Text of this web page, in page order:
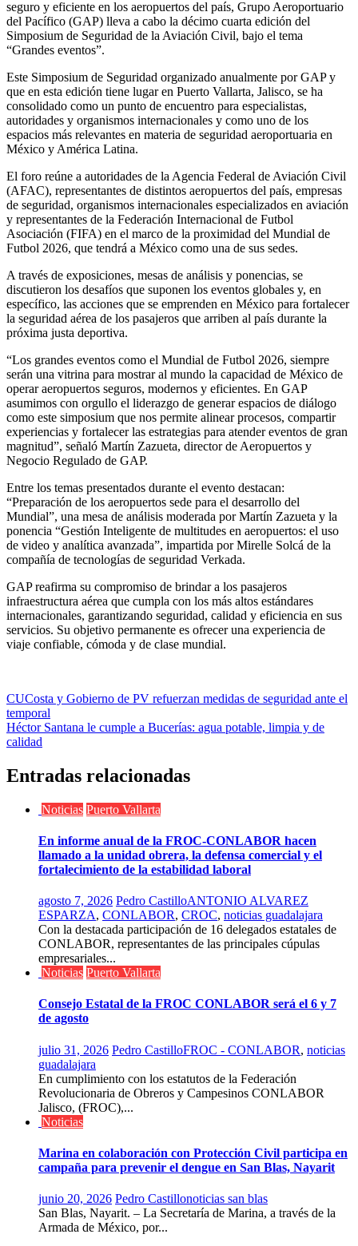
seguro y eficiente en los aeropuertos del país, Grupo Aeroportuario
del Pacífico (GAP) lleva a cabo la décimo cuarta edición del
Simposium de Seguridad de la Aviación Civil, bajo el tema
“Grandes eventos”.
Este Simposium de Seguridad organizado anualmente por GAP y
que en esta edición tiene lugar en Puerto Vallarta, Jalisco, se ha
consolidado como un punto de encuentro para especialistas,
autoridades y organismos internacionales y como uno de los
espacios más relevantes en materia de seguridad aeroportuaria en
México y América Latina.
El foro reúne a autoridades de la Agencia Federal de Aviación Civil
(AFAC), representantes de distintos aeropuertos del país, empresas
de seguridad, organismos internacionales especializados en aviación
y representantes de la Federación Internacional de Futbol
Asociación (FIFA) en el marco de la proximidad del Mundial de
Futbol 2026, que tendrá a México como una de sus sedes.
A través de exposiciones, mesas de análisis y ponencias, se
discutieron los desafíos que suponen los eventos globales y, en
específico, las acciones que se emprenden en México para fortalecer
la seguridad aérea de los pasajeros que arriben al país durante la
próxima justa deportiva.
“Los grandes eventos como el Mundial de Futbol 2026, siempre
serán una vitrina para mostrar al mundo la capacidad de México de
operar aeropuertos seguros, modernos y eficientes. En GAP
asumimos con orgullo el liderazgo de generar espacios de diálogo
como este simposium que nos permite alinear procesos, compartir
experiencias y fortalecer las estrategias para atender eventos de gran
magnitud”, señaló Martín Zazueta, director de Aeropuertos y
Negocio Regulado de GAP.
Entre los temas presentados durante el evento destacan:
“Preparación de los aeropuertos sede para el desarrollo del
Mundial”, una mesa de análisis moderada por Martín Zazueta y la
ponencia “Gestión Inteligente de multitudes en aeropuertos: el uso
de video y analítica avanzada”, impartida por Mirelle Solcá de la
compañía de tecnologías de seguridad Verkada.
GAP reafirma su compromiso de brindar a los pasajeros
infraestructura aérea que cumpla con los más altos estándares
internacionales, garantizando seguridad, calidad y eficiencia en sus
servicios. Su objetivo permanente es ofrecer una experiencia de
viaje confiable, cómoda y de clase mundial.
Navegación
de
entradas
CUCosta y Gobierno de PV refuerzan medidas de seguridad ante el
temporal
Héctor Santana le cumple a Bucerías: agua potable, limpia y de
calidad
Entradas relacionadas
Noticias Puerto Vallarta
En informe anual de la FROC-CONLABOR hacen
llamado a la unidad obrera, la defensa comercial y el
fortalecimiento de la estabilidad laboral
agosto 7, 2026 Pedro CastilloANTONIO ALVAREZ
ESPARZA, CONLABOR, CROC, noticias guadalajara
Con la destacada participación de 16 delegados estatales de
CONLABOR, representantes de las principales cúpulas
empresariales...
Noticias Puerto Vallarta
Consejo Estatal de la FROC CONLABOR será el 6 y 7
de agosto
julio 31, 2026 Pedro CastilloFROC - CONLABOR, noticias
guadalajara
En cumplimiento con los estatutos de la Federación
Revolucionaria de Obreros y Campesinos CONLABOR
Jalisco, (FROC),...
Noticias
Marina en colaboración con Protección Civil participa en
campaña para prevenir el dengue en San Blas, Nayarit
junio 20, 2026 Pedro Castillonoticias san blas
San Blas, Nayarit. – La Secretaría de Marina, a través de la
Armada de México, por...